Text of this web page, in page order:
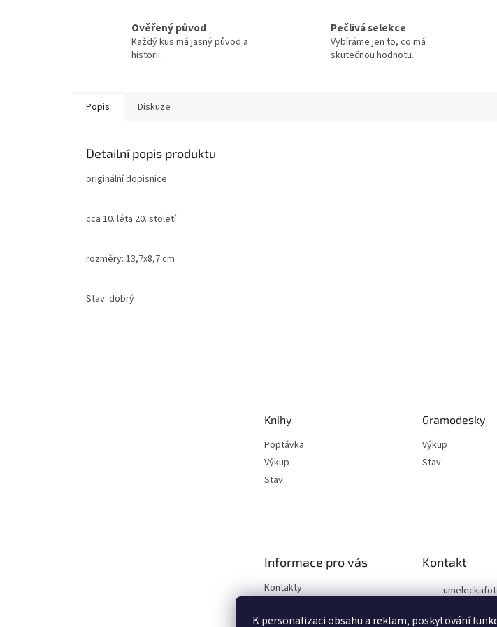
K personalizaci obsahu a reklam, poskytování
Ověřený původ
Každý kus má jasný původ a
historii.
Pečlivá selekce
Vybíráme jen to, co má
skutečnou hodnotu.
Popis Diskuze
Detailní popis produktu
originální dopisnice
cca 10. léta 20. století
rozměry: 13,7x8,7 cm
Stav: dobrý
Knihy
Poptávka
Výkup
Stav
Gramodesky
Výkup
Stav
Informace pro vás
Kontakty
Podmínky ochrany osobních
Kontakt